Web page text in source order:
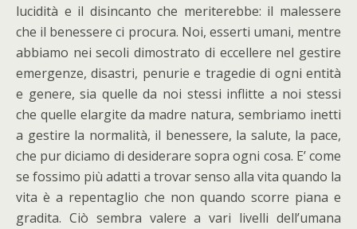
lucidità e il disincanto che meriterebbe: il malessere
che il benessere ci procura. Noi, esserti umani, mentre
abbiamo nei secoli dimostrato di eccellere nel gestire
emergenze, disastri, penurie e tragedie di ogni entità
e genere, sia quelle da noi stessi inflitte a noi stessi
che quelle elargite da madre natura, sembriamo inetti
a gestire la normalità, il benessere, la salute, la pace,
che pur diciamo di desiderare sopra ogni cosa. E’ come
se fossimo più adatti a trovar senso alla vita quando la
vita è a repentaglio che non quando scorre piana e
gradita. Ciò sembra valere a vari livelli dell’umana